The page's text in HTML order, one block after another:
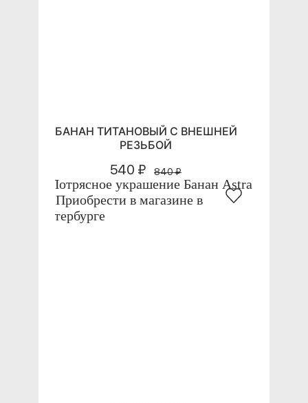
БАНАН ТИТАНОВЫЙ С ВНЕШНЕЙ
РЕЗЬБОЙ
540 ₽ 840 ₽